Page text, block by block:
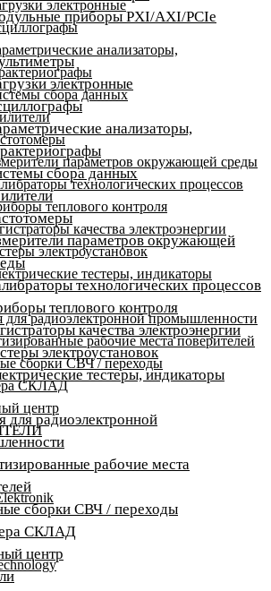
электронные
анализаторы,
сбора данных
параметров окружающей среды
технологических процессов
теплового контроля
качества электроэнергии
электроустановок
тестеры, индикаторы
для радиоэлектронной промышленности
рабочие места поверителей
сборки СВЧ / переходы
СКЛАД
центр
приборы PXI/AXI/PCIe
электронные
анализаторы,
сбора данных
параметров окружающей
технологических процессов
теплового контроля
качества электроэнергии
электроустановок
тестеры, индикаторы
для радиоэлектронной
рабочие места
сборки СВЧ / переходы
СКЛАД
центр